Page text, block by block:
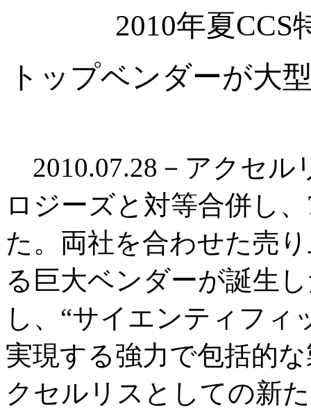
2010年夏
トップベンダーが大
2010.07.28－アクセル
ロジーズと対等合併し
た。両社を合わせた売
る巨大ベンダーが誕生
し、“サイエンティフィ
実現する強力で包括的
クセルリスとしての新